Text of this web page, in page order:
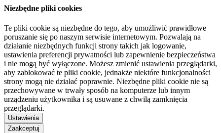
Niezbędne pliki cookies
Te pliki cookie są niezbędne do tego, aby umożliwić prawidłowe
poruszanie się po naszym serwisie internetowym. Pozwalają na
działanie niezbędnych funkcji strony takich jak logowanie,
ustawienia preferencji prywatności lub zapewnienie bezpieczeństwa
i nie mogą być wyłączone. Możesz zmienić ustawienia przeglądarki,
aby zablokować te pliki cookie, jednakże niektóre funkcjonalności
strony mogą nie działać poprawnie. Niezbędne pliki cookie nie są
przechowywane w trwały sposób na komputerze lub innym
urządzeniu użytkownika i są usuwane z chwilą zamknięcia
przeglądarki.
Ustawienia
Zaakceptuj